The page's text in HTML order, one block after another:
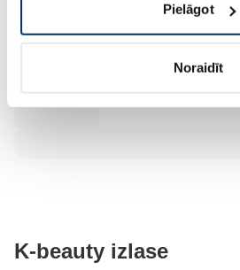
Pielāgot
Noraidīt
K-beauty izlase